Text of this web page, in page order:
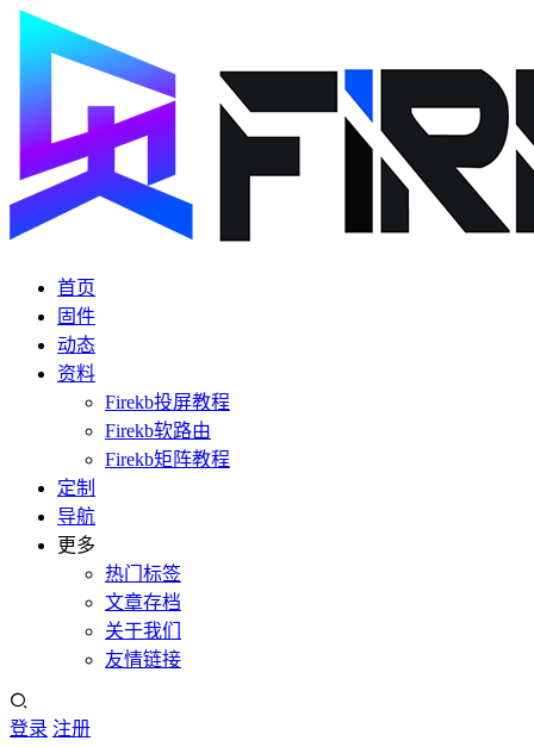
首页
固件
动态
资料
Firekb投屏教程
Firekb软路由
Firekb矩阵教程
定制
导航
更多
热门标签
文章存档
关于我们
友情链接
登录 注册